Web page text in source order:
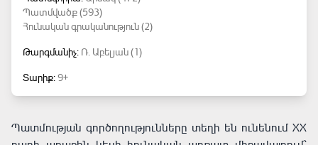
Պատմվածք (593)
Հունական գրականություն (2)
Թարգմանիչ: Ռ․ Աբելյան (1)
Տարիք:9+
Պատմության գործողությունները տեղի են ունենում XX